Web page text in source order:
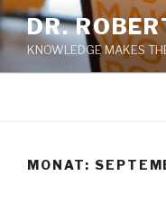
Zum
Inhalt
springen
DR.
KNOWLEDGE MAKES
MONAT: